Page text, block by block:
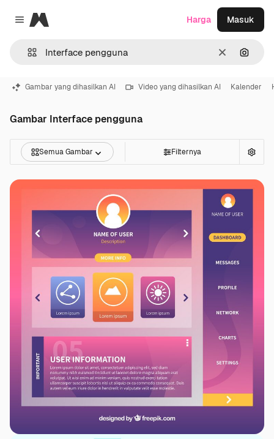
Close menu
Magnific
Jernih
Harga Masuk
Gambar yang dihasilkan AI Video yang dihasilkan AI Kalender
Gambar Interface pengguna
Semua Gambar Filternya